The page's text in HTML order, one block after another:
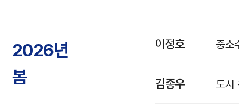
2026년
봄
이정호 중소
김종우 도시